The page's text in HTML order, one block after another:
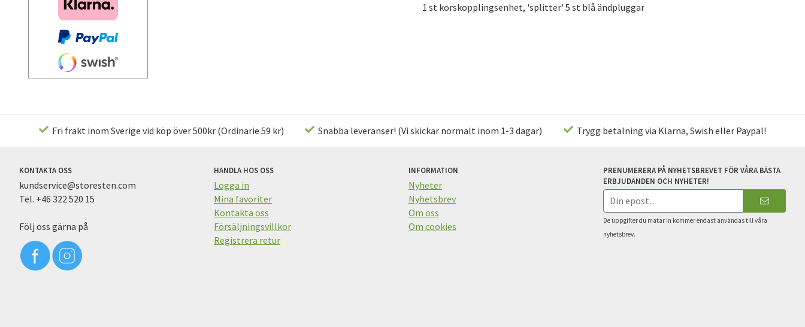
1 st korskopplingsenhet, 'splitter' 5 st blå ändpluggar
Fri frakt inom Sverige vid köp över 500kr (Ordinarie 59 kr) Snabba leveranser! (Vi skickar normalt inom 1-3 dagar) Trygg betalning via Klarna, Swish eller Paypal!
KONTAKTA OSS
kundservice@storesten.com
Tel. +46 322 520 15
Följ oss gärna på
HANDLA HOS OSS
Logga in
Mina favoriter
Kontakta oss
Försäljningsvillkor
Registrera retur
INFORMATION
Nyheter
Nyhetsbrev
Om oss
Om cookies
PRENUMERERA PÅ NYHETSBREVET FÖR VÅRA BÄSTA
ERBJUDANDEN OCH NYHETER!
E-
postadress
De uppgifter du matar in kommer endast användas till våra
nyhetsbrev.